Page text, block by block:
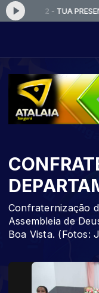
2 - TUA
Confraternização
Assembleia de
Boa Vista. (Fotos: